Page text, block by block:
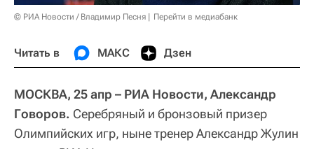
© РИА Новости / Владимир Песня Перейти в медиабанк
Читать в МАКС Дзен
МОСКВА, 25 апр – РИА Новости, Александр
Говоров. Серебряный и бронзовый призер
Олимпийских игр, ныне тренер Александр Жулин